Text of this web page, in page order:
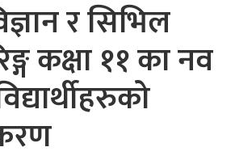
र सिभिल
कक्षा ११ का नव